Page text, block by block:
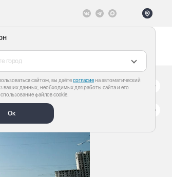
город
сайтом, вы даётесогласиена автоматический
ваших данных, необходимых для работы сайта и его
файлов cookie.
Ок